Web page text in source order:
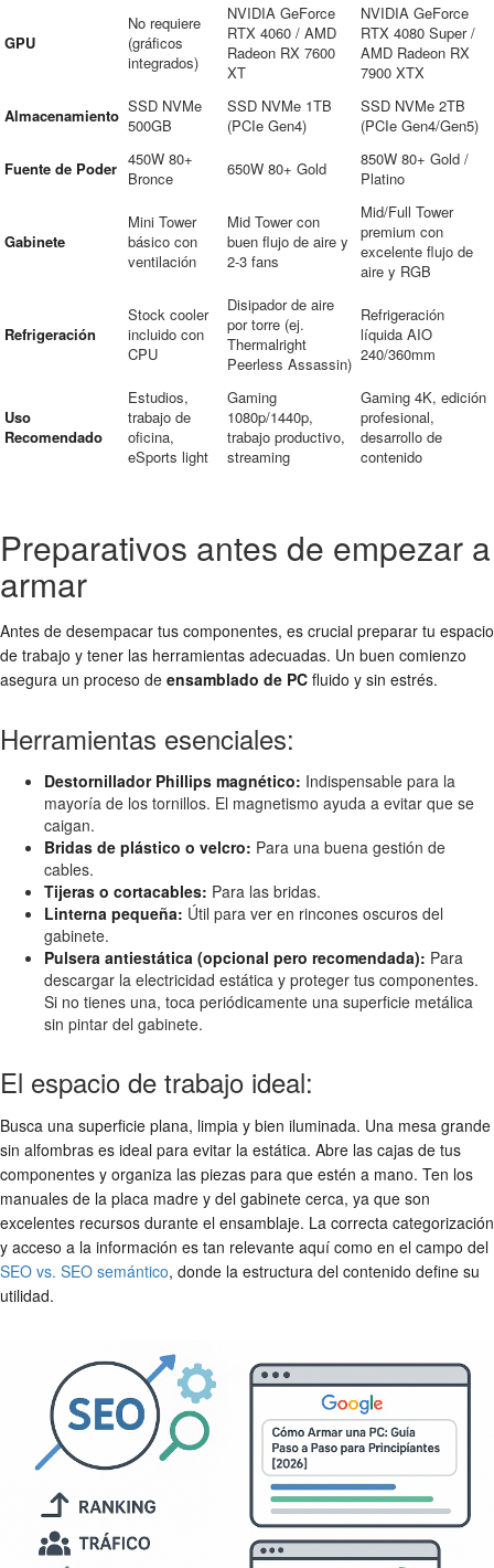
GPU
No requiere
(gráficos
integrados)
NVIDIA GeForce
RTX 4060 / AMD
Radeon RX 7600
XT
NVIDIA GeForce
RTX 4080 Super /
AMD Radeon RX
7900 XTX
Almacenamiento SSD NVMe
500GB
SSD NVMe 1TB
(PCIe Gen4)
SSD NVMe 2TB
(PCIe Gen4/Gen5)
Fuente de Poder 450W 80+
Bronce
650W 80+ Gold
850W 80+ Gold /
Platino
Gabinete
Mini Tower
básico con
ventilación
Mid Tower con
buen flujo de aire y
2-3 fans
Mid/Full Tower
premium con
excelente flujo de
aire y RGB
Refrigeración
Stock cooler
incluido con
CPU
Disipador de aire
por torre (ej.
Thermalright
Peerless Assassin)
Refrigeración
líquida AIO
240/360mm
Uso
Recomendado
Estudios,
trabajo de
oficina,
eSports light
Gaming
1080p/1440p,
trabajo productivo,
streaming
Gaming 4K, edición
profesional,
desarrollo de
contenido
Preparativos antes de empezar a
armar
Antes de desempacar tus componentes, es crucial preparar tu espacio
de trabajo y tener las herramientas adecuadas. Un buen comienzo
asegura un proceso de ensamblado de PC fluido y sin estrés.
Herramientas esenciales:
Destornillador Phillips magnético: Indispensable para la
mayoría de los tornillos. El magnetismo ayuda a evitar que se
caigan.
Bridas de plástico o velcro: Para una buena gestión de
cables.
Tijeras o cortacables: Para las bridas.
Linterna pequeña: Útil para ver en rincones oscuros del
gabinete.
Pulsera antiestática (opcional pero recomendada): Para
descargar la electricidad estática y proteger tus componentes.
Si no tienes una, toca periódicamente una superficie metálica
sin pintar del gabinete.
El espacio de trabajo ideal:
Busca una superficie plana, limpia y bien iluminada. Una mesa grande
sin alfombras es ideal para evitar la estática. Abre las cajas de tus
componentes y organiza las piezas para que estén a mano. Ten los
manuales de la placa madre y del gabinete cerca, ya que son
excelentes recursos durante el ensamblaje. La correcta categorización
y acceso a la información es tan relevante aquí como en el campo del
SEO vs. SEO semántico, donde la estructura del contenido define su
utilidad.